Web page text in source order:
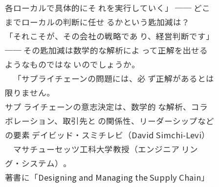
各ローカルで具体的にそ れを実行していく」 ── どこ
までローカルの判断に任せ るかという匙加減は？
「それこそが、その会社の戦略であ り、経営判断です」
── その匙加減は数学的な解析によ って正解を出せる
ようなものではな いのでしょうか。
「サプライチェーンの問題には、必 ず正解があるとは
限りません。
サプ ライチェーンの意志決定は、数学的 な解析、コラ
ボレーション、取引先と の関係性、リーダーシップなど
の要素 デイビッド・スミチレビ（David Simchi-Levi）
マサチューセッツ工科大学教授（エンジニア リン
グ・システム）。
著書に「Designing and Managing the Supply Chain」